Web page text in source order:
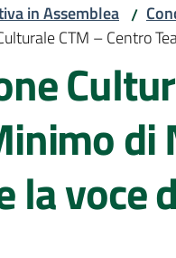
in Assemblea /
CTM – Centro
di
la voce